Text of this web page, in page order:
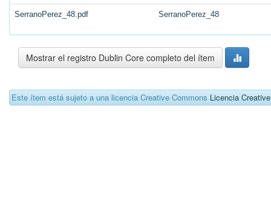
SerranoPerez_48.pdf SerranoPerez_48
Mostrar el registro Dublin Core completo del ítem
Este ítem está sujeto a una licencia Creative Commons Licencia